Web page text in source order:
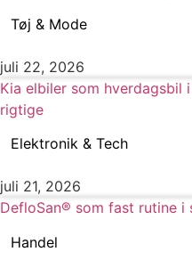
Tøj & Mode
juli 22, 2026
Kia elbiler som hverdagsbil
rigtige
Elektronik & Tech
juli 21, 2026
DefloSan® som fast rutine i
Handel